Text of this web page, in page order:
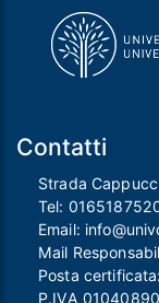
Contatti
Strada
Tel:
Email:
Mail
Posta certificata:
P.IVA